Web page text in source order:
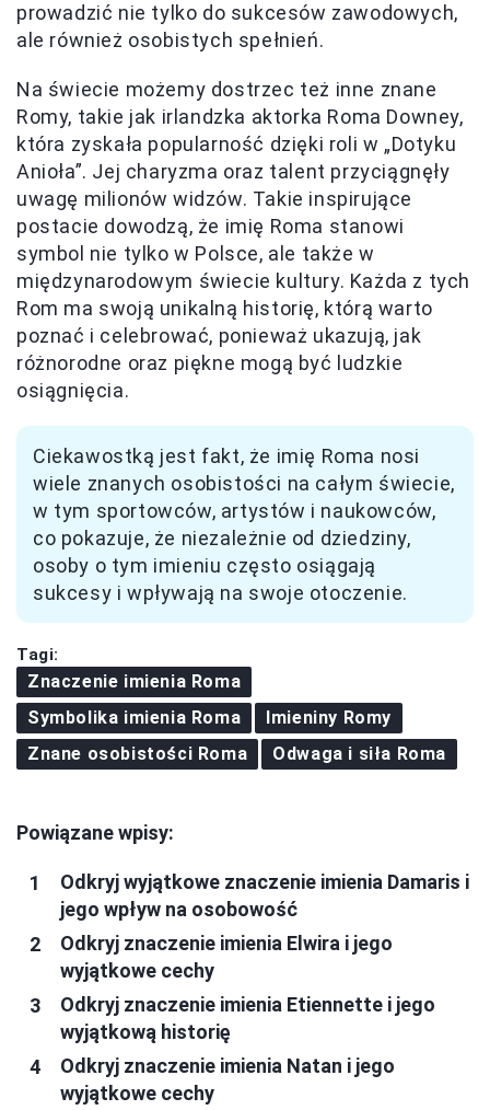
prowadzić nie tylko do sukcesów zawodowych,
ale również osobistych spełnień.
Na świecie możemy dostrzec też inne znane
Romy, takie jak irlandzka aktorka Roma Downey,
która zyskała popularność dzięki roli w „Dotyku
Anioła”. Jej charyzma oraz talent przyciągnęły
uwagę milionów widzów. Takie inspirujące
postacie dowodzą, że imię Roma stanowi
symbol nie tylko w Polsce, ale także w
międzynarodowym świecie kultury. Każda z tych
Rom ma swoją unikalną historię, którą warto
poznać i celebrować, ponieważ ukazują, jak
różnorodne oraz piękne mogą być ludzkie
osiągnięcia.
Ciekawostką jest fakt, że imię Roma nosi
wiele znanych osobistości na całym świecie,
w tym sportowców, artystów i naukowców,
co pokazuje, że niezależnie od dziedziny,
osoby o tym imieniu często osiągają
sukcesy i wpływają na swoje otoczenie.
Tagi:
Znaczenie imienia Roma
Symbolika imienia Roma
Imieniny Romy
Znane osobistości Roma
Odwaga i siła Roma
Powiązane wpisy:
Odkryj wyjątkowe znaczenie imienia Damaris i
jego wpływ na osobowość
Odkryj znaczenie imienia Elwira i jego
wyjątkowe cechy
Odkryj znaczenie imienia Etiennette i jego
wyjątkową historię
Odkryj znaczenie imienia Natan i jego
wyjątkowe cechy